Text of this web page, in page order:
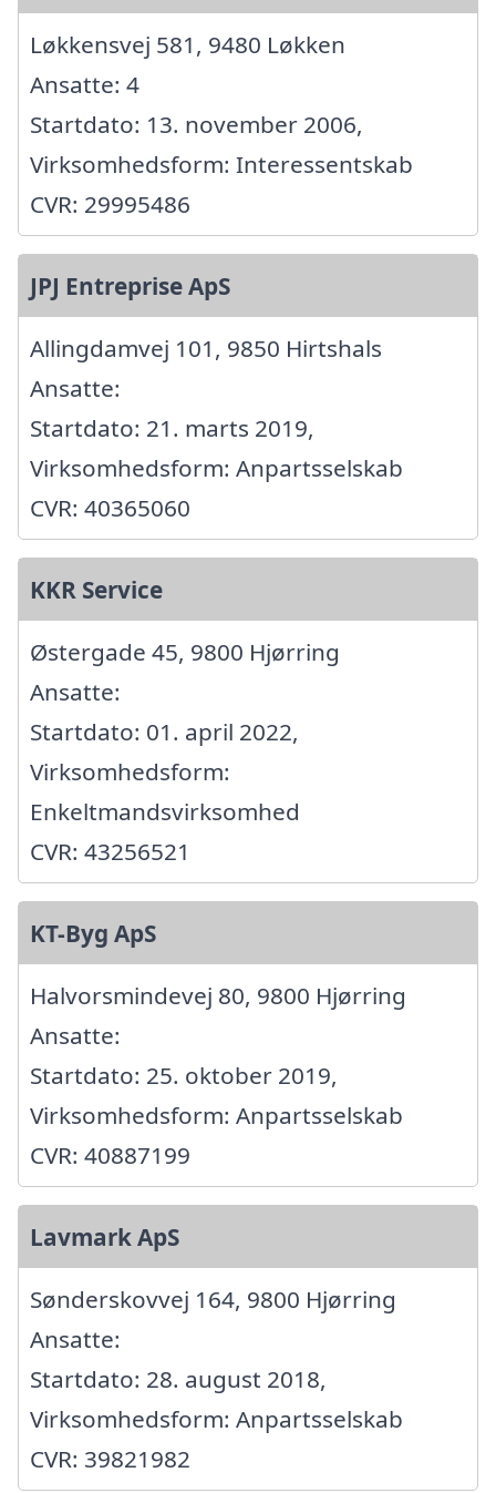
Løkkensvej 581, 9480 Løkken
Ansatte: 4
Startdato: 13. november 2006,
Virksomhedsform: Interessentskab
CVR: 29995486
JPJ Entreprise ApS
Allingdamvej 101, 9850 Hirtshals
Ansatte:
Startdato: 21. marts 2019,
Virksomhedsform: Anpartsselskab
CVR: 40365060
KKR Service
Østergade 45, 9800 Hjørring
Ansatte:
Startdato: 01. april 2022,
Virksomhedsform:
Enkeltmandsvirksomhed
CVR: 43256521
KT-Byg ApS
Halvorsmindevej 80, 9800 Hjørring
Ansatte:
Startdato: 25. oktober 2019,
Virksomhedsform: Anpartsselskab
CVR: 40887199
Lavmark ApS
Sønderskovvej 164, 9800 Hjørring
Ansatte:
Startdato: 28. august 2018,
Virksomhedsform: Anpartsselskab
CVR: 39821982